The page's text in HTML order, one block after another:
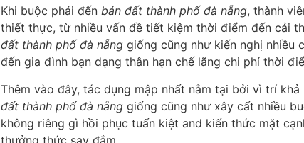
Khi buộc phải đến bán đất thành phố đà nẵng, thành
thiết thực, từ nhiều vấn đề tiết kiệm thời điểm đến cải
đất thành phố đà nẵng giống cũng như kiến nghị nhiều
đến gia đình bạn dạng thân hạn chế lãng chi phí thời
Thêm vào đây, tác dụng mập nhất nằm tại bởi vì trí
đất thành phố đà nẵng giống cũng như xây cất nhiều
không riêng gì hồi phục tuấn kiệt and kiến thức mặt
thưởng thức say đắm.